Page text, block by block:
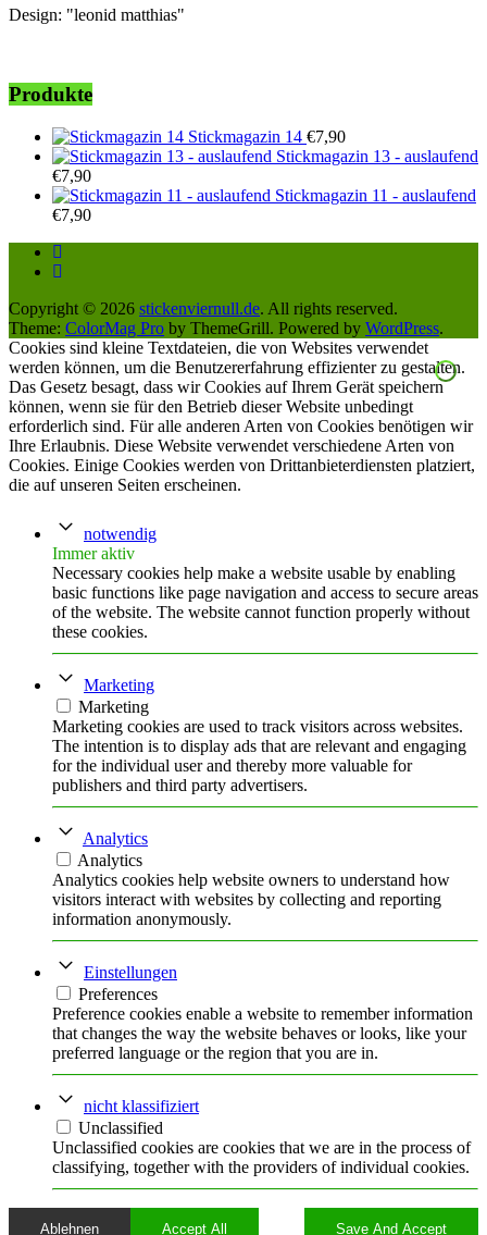
Design: "leonid matthias"
Produkte
Stickmagazin 14 €7,90
Stickmagazin 13 - auslaufend
€7,90
Stickmagazin 11 - auslaufend
€7,90
Copyright © 2026 stickenviernull.de. All rights reserved.
Theme: ColorMag Pro by ThemeGrill. Powered by WordPress.
Cookies sind kleine Textdateien, die von Websites verwendet
werden können, um die Benutzererfahrung effizienter zu gestalten.
Das Gesetz besagt, dass wir Cookies auf Ihrem Gerät speichern
können, wenn sie für den Betrieb dieser Website unbedingt
erforderlich sind. Für alle anderen Arten von Cookies benötigen wir
Ihre Erlaubnis. Diese Website verwendet verschiedene Arten von
Cookies. Einige Cookies werden von Drittanbieterdiensten platziert,
die auf unseren Seiten erscheinen.
notwendig
Immer aktiv
Necessary cookies help make a website usable by enabling
basic functions like page navigation and access to secure areas
of the website. The website cannot function properly without
these cookies.
Marketing
Marketing
Marketing cookies are used to track visitors across websites.
The intention is to display ads that are relevant and engaging
for the individual user and thereby more valuable for
publishers and third party advertisers.
Analytics
Analytics
Analytics cookies help website owners to understand how
visitors interact with websites by collecting and reporting
information anonymously.
Einstellungen
Preferences
Preference cookies enable a website to remember information
that changes the way the website behaves or looks, like your
preferred language or the region that you are in.
nicht klassifiziert
Unclassified
Unclassified cookies are cookies that we are in the process of
classifying, together with the providers of individual cookies.
Ablehnen Accept All Save And Accept